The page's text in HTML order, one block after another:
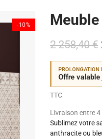
Voir toute la marque →
-10%
2 258,40 €
PROLONGATION
Offre
TTC
Livraison entre
Sublimez votre
anthracite ou